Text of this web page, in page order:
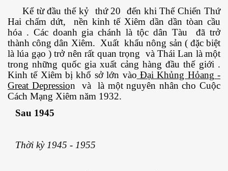
Kể từ đầu thế kỷ thứ 20 đến khi Thế Chiến Thứ
Hai chấm dứt, nền kinh tế Xiêm dần dần tòan cầu
hóa . Các doanh gia chánh là tộc dân Tàu đã trở
thành công dân Xiêm. Xuất khẩu nông sản ( đặc biệt
là lúa gạo ) trở nên rất quan trọng và Thái Lan là một
trong những quốc gia xuất cảng hàng đầu thế giới .
Kinh tế Xiêm bị khổ sở lớn vào Đại Khủng Hỏang -
Great Depression và là một nguyên nhân cho Cuộc
Cách Mạng Xiêm năm 1932.
Sau 1945
Thời kỳ 1945 - 1955